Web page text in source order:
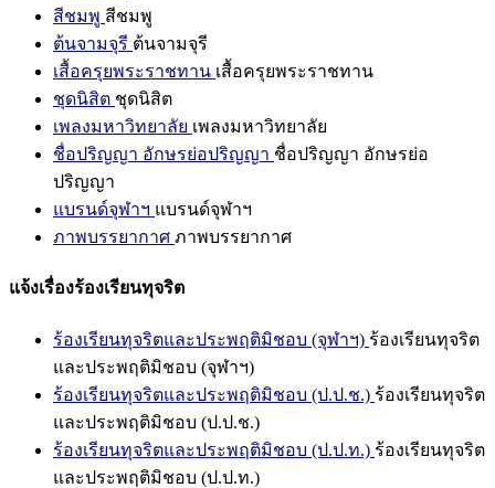
สีชมพู สีชมพู
ต้นจามจุรี ต้นจามจุรี
เสื้อครุยพระราชทาน เสื้อครุยพระราชทาน
ชุดนิสิต ชุดนิสิต
เพลงมหาวิทยาลัย เพลงมหาวิทยาลัย
ชื่อปริญญา อักษรย่อปริญญา ชื่อปริญญา อักษรย่อ
ปริญญา
แบรนด์จุฬาฯ แบรนด์จุฬาฯ
ภาพบรรยากาศ ภาพบรรยากาศ
แจ้งเรื่องร้องเรียนทุจริต
ร้องเรียนทุจริตและประพฤติมิชอบ (จุฬาฯ) ร้องเรียนทุจริต
และประพฤติมิชอบ (จุฬาฯ)
ร้องเรียนทุจริตและประพฤติมิชอบ (ป.ป.ช.) ร้องเรียนทุจริต
และประพฤติมิชอบ (ป.ป.ช.)
ร้องเรียนทุจริตและประพฤติมิชอบ (ป.ป.ท.) ร้องเรียนทุจริต
และประพฤติมิชอบ (ป.ป.ท.)